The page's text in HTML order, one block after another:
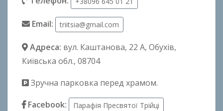
Email: triitsia@gmail.com
Адреса: вул. Каштанова, 22 А, Обухів,
Київська обл., 08704
Зручна парковка перед храмом.
Facebook:
Парафія Пресвятої Трійці